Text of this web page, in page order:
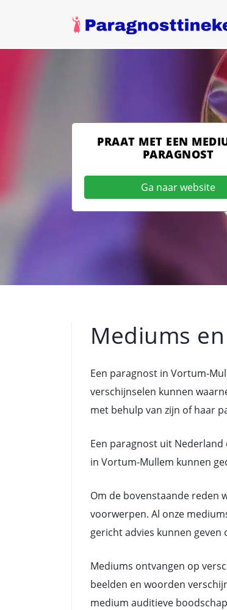
PRAAT MET EEN
PARAGNOST
Ga naar website
Mediums
Een paragnost in Vortum-
verschijnselen kunnen
met behulp van zijn of haar
Een paragnost uit
in Vortum-Mullem kunnen
Om de bovenstaande reden
voorwerpen. Al onze
gericht advies kunnen
Mediums ontvangen op
beelden en woorden
medium auditieve